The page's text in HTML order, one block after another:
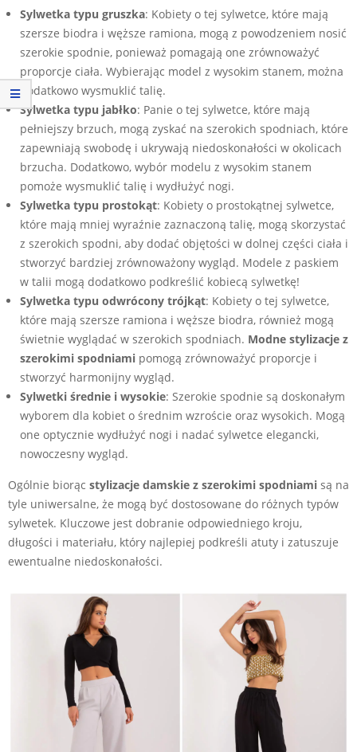
Sylwetka typu gruszka: Kobiety o tej sylwetce, które mają
szersze biodra i węższe ramiona, mogą z powodzeniem nosić
szerokie spodnie, ponieważ pomagają one zrównoważyć
proporcje ciała. Wybierając model z wysokim stanem, można
dodatkowo wysmuklić talię.
Sylwetka typu jabłko: Panie o tej sylwetce, które mają
pełniejszy brzuch, mogą zyskać na szerokich spodniach, które
zapewniają swobodę i ukrywają niedoskonałości w okolicach
brzucha. Dodatkowo, wybór modelu z wysokim stanem
pomoże wysmuklić talię i wydłużyć nogi.
Sylwetka typu prostokąt: Kobiety o prostokątnej sylwetce,
które mają mniej wyraźnie zaznaczoną talię, mogą skorzystać
z szerokich spodni, aby dodać objętości w dolnej części ciała i
stworzyć bardziej zrównoważony wygląd. Modele z paskiem
w talii mogą dodatkowo podkreślić kobiecą sylwetkę!
Sylwetka typu odwrócony trójkąt: Kobiety o tej sylwetce,
które mają szersze ramiona i węższe biodra, również mogą
świetnie wyglądać w szerokich spodniach. Modne stylizacje z
szerokimi spodniami pomogą zrównoważyć proporcje i
stworzyć harmonijny wygląd.
Sylwetki średnie i wysokie: Szerokie spodnie są doskonałym
wyborem dla kobiet o średnim wzroście oraz wysokich. Mogą
one optycznie wydłużyć nogi i nadać sylwetce elegancki,
nowoczesny wygląd.
Ogólnie biorąc stylizacje damskie z szerokimi spodniami są na
tyle uniwersalne, że mogą być dostosowane do różnych typów
sylwetek. Kluczowe jest dobranie odpowiedniego kroju,
długości i materiału, który najlepiej podkreśli atuty i zatuszuje
ewentualne niedoskonałości.